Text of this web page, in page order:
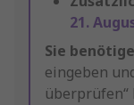
21.
Sie
eingeben
überprüfen“